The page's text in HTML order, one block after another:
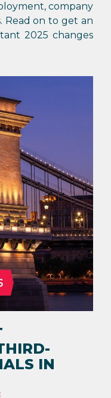
company
Read on to get an
2025 changes
IN